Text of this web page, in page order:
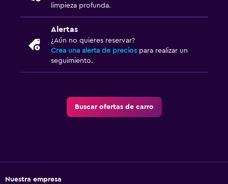
limpieza profunda.
Alertas
¿Aún no quieres reservar?
Crea una alerta de precios para realizar un
seguimiento.
Buscar ofertas de carro
Nuestra empresa